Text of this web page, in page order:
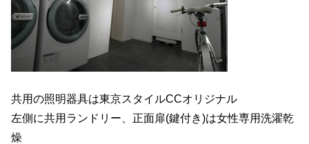
共用の照明器具は東京スタイルCCオリジナル
左側に共用ランドリー、正面扉(鍵付き)は女性専用洗濯乾
燥